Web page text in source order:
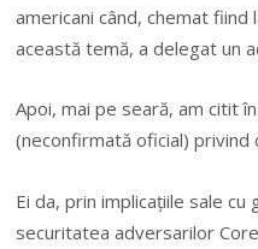
americani când, chemat
această temă, a delegat un
Apoi, mai pe seară, am citit
(neconfirmată oficial) privind
Ei da, prin implicațiile sale
securitatea adversarilor